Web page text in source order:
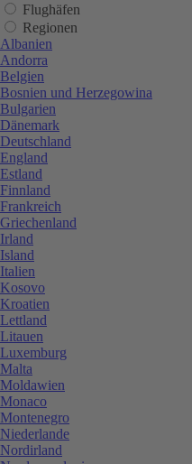
Flughäfen
Regionen
Albanien
Andorra
Belgien
Bosnien und Herzegowina
Bulgarien
Dänemark
Deutschland
England
Estland
Finnland
Frankreich
Griechenland
Irland
Island
Italien
Kosovo
Kroatien
Lettland
Litauen
Luxemburg
Malta
Moldawien
Monaco
Montenegro
Niederlande
Nordirland